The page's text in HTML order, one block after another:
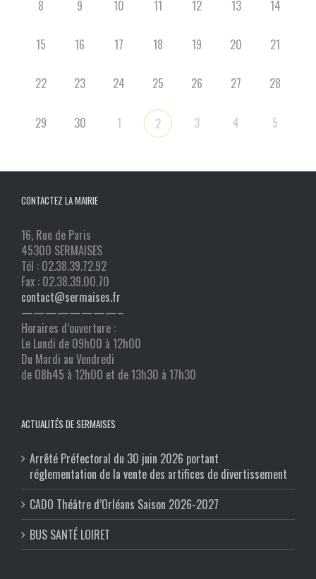
8 9 10 11 12 13 14
15 16 17 18 19 20 21
22 23 24 25 26 27 28
29 30 1 2 3 4 5
CONTACTEZ LA MAIRIE
16, Rue de Paris
45300 SERMAISES
Tél : 02.38.39.72.92
Fax : 02.38.39.00.70
contact@sermaises.fr
————————–
Horaires d’ouverture :
Le Lundi de 09h00 à 12h00
Du Mardi au Vendredi
de 08h45 à 12h00 et de 13h30 à 17h30
ACTUALITÉS DE SERMAISES
Arrêté Préfectoral du 30 juin 2026 portant
réglementation de la vente des artifices de divertissement
CADO Théâtre d’Orléans Saison 2026-2027
BUS SANTÉ LOIRET